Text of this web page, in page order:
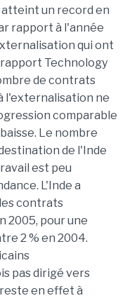
un record en
rapport à l'année
qui ont
rapport Technology
de contrats
l'externalisation ne
comparable
Le nombre
de l'Inde
est peu
L'Inde a
contrats
2005, pour une
2 % en 2004.
pas dirigé vers
en effet à